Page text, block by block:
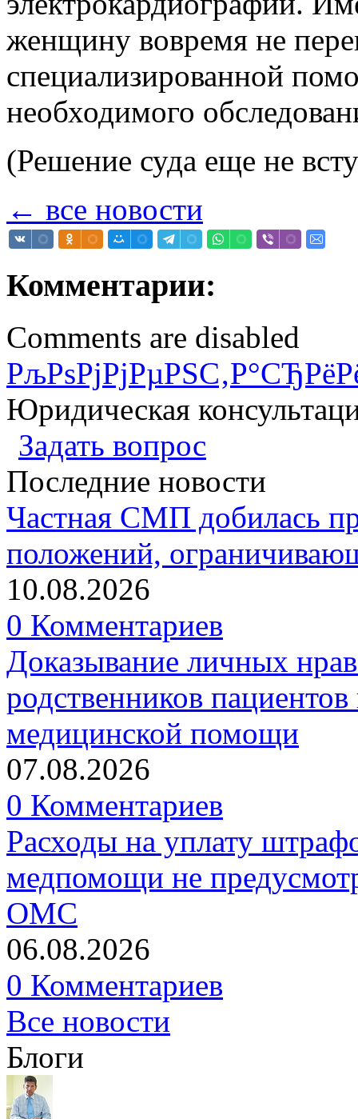
женщину вовремя не
специализированной
необходимого
(Решение суда еще не
← все новости
Комментарии:
Comments are disabled
Юридическая
Задать вопрос
Последние новости
Частная СМП добилась
положений,
10.08.2026
0 Комментариев
Доказывание личных
родственников
медицинской помощи
07.08.2026
0 Комментариев
Расходы на уплату
медпомощи не
ОМС
06.08.2026
0 Комментариев
Все новости
Блоги